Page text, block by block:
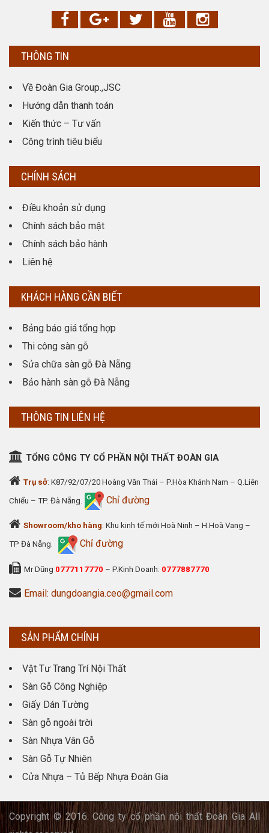
THÔNG TIN
Về Đoàn Gia Group.,JSC
Hướng dẫn thanh toán
Kiến thức – Tư vấn
Công trình tiêu biểu
CHÍNH SÁCH
Điều khoản sử dụng
Chính sách bảo mật
Chính sách bảo hành
Liên hệ
KHÁCH HÀNG CẦN BIẾT
Bảng báo giá tổng hợp
Thi công sàn gỗ
Sửa chữa sàn gỗ Đà Nẵng
Bảo hành sàn gỗ Đà Nẵng
THÔNG TIN LIÊN HỆ
TỔNG CÔNG TY CỔ PHẦN NỘI THẤT ĐOÀN GIA
Trụ sở: K87/92/07/20 Hoàng Văn Thái – P.Hòa Khánh Nam – Q.Liên
Chiểu – TP. Đà Nẵng. Chỉ đường
Showroom/kho hàng: Khu kinh tế mới Hoà Ninh – H.Hoà Vang –
TP Đà Nẵng. Chỉ đường
Mr Dũng 0777117770 – P.Kinh Doanh: 0777887770
Email: dungdoangia.ceo@gmail.com
SẢN PHẨM CHÍNH
Vật Tư Trang Trí Nội Thất
Sàn Gỗ Công Nghiệp
Giấy Dán Tường
Sàn gỗ ngoài trời
Sàn Nhựa Vân Gỗ
Sàn Gỗ Tự Nhiên
Cửa Nhựa – Tủ Bếp Nhựa Đoàn Gia
Copyright © 2016. Công ty cổ phần nội thất Đoàn Gia All